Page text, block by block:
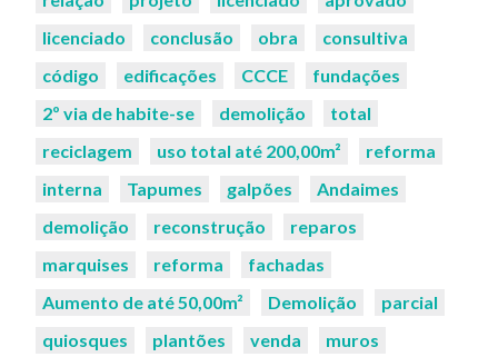
licenciado
conclusão obra
consultiva
código
edificações CCCE
fundações
2º via de habite-se
demolição
total
reciclagem
uso total até 200,00m²
reforma
interna
Tapumes galpões
Andaimes
demolição
reconstrução
reparos
marquises
reforma
fachadas
Aumento de até 50,00m²
Demolição
parcial
quiosques
plantões venda
muros